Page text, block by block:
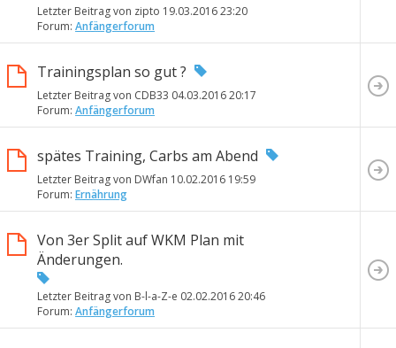
Letzter Beitrag von zipto 19.03.201623:20
Forum: Anfängerforum
Trainingsplan so gut ?
Letzter Beitrag von CDB33 04.03.201620:17
Forum: Anfängerforum
spätes Training, Carbs am Abend
Letzter Beitrag von DWfan 10.02.2016 19:59
Forum: Ernährung
Von 3er Split auf WKM Plan mit
Änderungen.
Letzter Beitrag von B-l-a-Z-e 02.02.201620:46
Forum: Anfängerforum